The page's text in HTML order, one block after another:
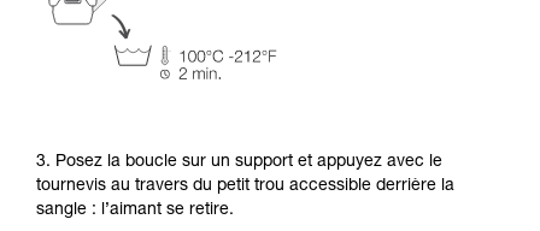
3. Posez la boucle sur un support et appuyez avec le
tournevis au travers du petit trou accessible derrière la
sangle : l’aimant se retire.